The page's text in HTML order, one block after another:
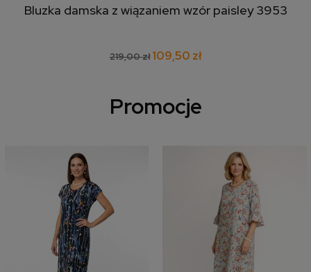
Bluzka damska z wiązaniem wzór paisley 3953
219,00 zł 109,50 zł
Promocje